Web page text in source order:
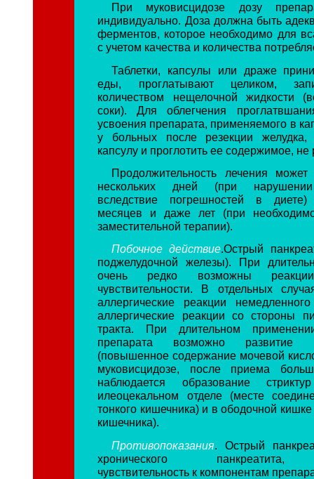
При муковисцидозе дозу
индивидуально. Доза должна быть
ферментов, которое необходимо для
с учетом качества и количества
Таблетки, капсулы или драже
еды, проглатывают целиком,
количеством нещелочной жидкости
соки). Для облегчения
усвоения препарата, применяемого в
у больных после резекции
капсулу и проглотить ее содержимое,
Продолжительность лечения может
нескольких дней (при
вследствие погрешностей в
месяцев и даже лет (при
заместительной терапии).
Побочное действие.Острый
поджелудочной железы). При
очень редко возможны
чувствительности. В отдельных
аллергические реакции
аллергические реакции со стороны
тракта. При длительном
препарата возможно развитие
(повышенное содержание мочевой
муковисцидозе, после приема
наблюдается образование
илеоцекальном отделе (месте
тонкого кишечника) и в ободочной кишке
кишечника).
Противопоказания. Острый
хронического панкреатита,
чувствительность к компонентам